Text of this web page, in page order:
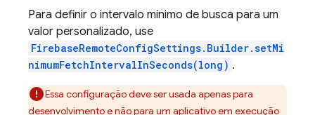
Para definir o intervalo mínimo de busca para um
valor personalizado, use
FirebaseRemoteConfigSettings.Builder.setMi
nimumFetchIntervalInSeconds(long) .
Essa configuração deve ser usada apenas para
desenvolvimento e não para um aplicativo em execução